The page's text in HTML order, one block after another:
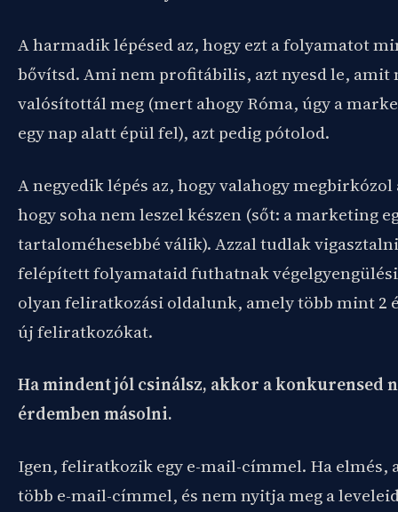
A harmadik lépésed az, hogy ezt a folyamatot
bővítsd. Ami nem profitábilis, azt nyesd le, amit
valósítottál meg (mert ahogy Róma, úgy a
egy nap alatt épül fel), azt pedig pótolod.
A negyedik lépés az, hogy valahogy
hogy soha nem leszel készen (sőt: a marketing
tartaloméhesebbé válik). Azzal tudlak
felépített folyamataid futhatnak
olyan feliratkozási oldalunk, amely több mint 2
új feliratkozókat.
Ha mindent jól csinálsz, akkor a konkurensed
érdemben másolni.
Igen, feliratkozik egy e-mail-címmel. Ha
több e-mail-címmel, és nem nyitja meg a